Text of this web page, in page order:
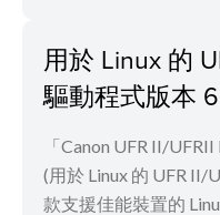
用於 Linux 的
驅動程式版本
「Canon UFR II/
(用於 Linux 的 UFR II/
款支援佳能裝置的